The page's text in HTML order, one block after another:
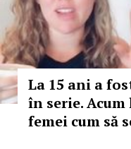
La 15 ani a
în serie.
femei cum să